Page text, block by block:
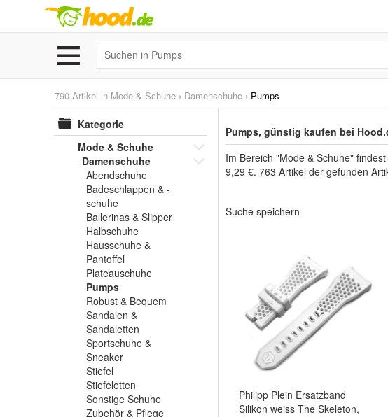
790 Artikel in Mode & Schuhe › Damenschuhe › Pumps
Kategorie
Mode & Schuhe
Damenschuhe
Abendschuhe
Badeschlappen & -
schuhe
Ballerinas & Slipper
Halbschuhe
Hausschuhe &
Pantoffel
Plateauschuhe
Pumps
Robust & Bequem
Sandalen &
Sandaletten
Sportschuhe &
Sneaker
Stiefel
Stiefeletten
Sonstige Schuhe
Zubehör & Pflege
Pumps, günstig kaufen bei
Im Bereich "Mode & Schuhe"
9,29 €. 763 Artikel der gefunden
Suche speichern
Philipp Plein Ersatzband
Silikon weiss The Skeleton,